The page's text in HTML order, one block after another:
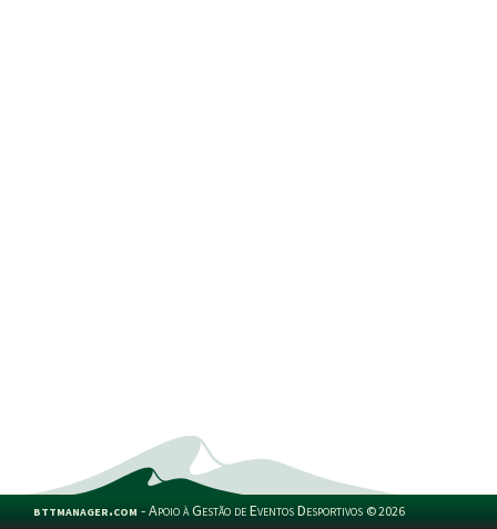
bttmanager.com -Apoio à Gestão de Eventos Desportivos ©2026